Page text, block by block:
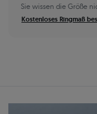
Sie wissen die Größe
Kostenloses Ringmaß